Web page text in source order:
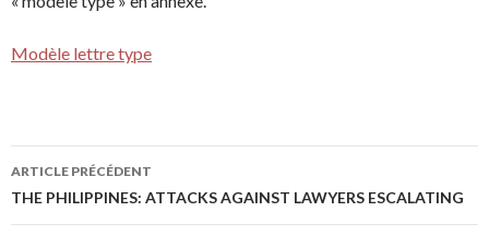
Modèle lettre type
Navigation de l’article
ARTICLE PRÉCÉDENT
THE PHILIPPINES: ATTACKS AGAINST LAWYERS ESCALATING